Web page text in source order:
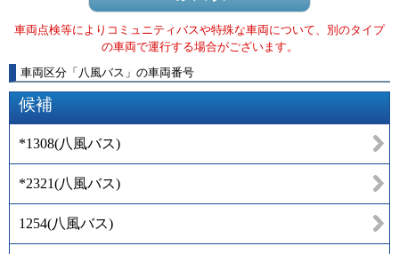
車両点検等によりコミュニティバスや特殊な車両について、別のタイプ
の車両で運行する場合がございます。
車両区分 「 八風バス 」 の車両番号
候補
*1308(八風バス)
*2321(八風バス)
1254(八風バス)